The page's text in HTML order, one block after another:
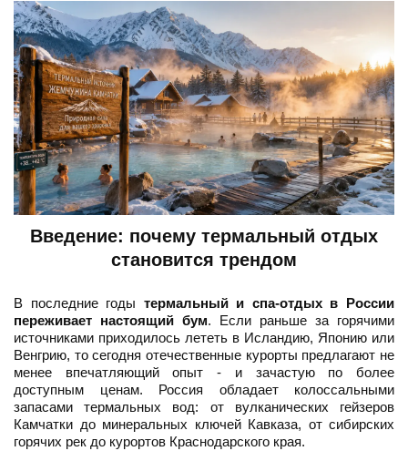
Введение: почему термальный отдых
становится трендом
В последние годы термальный и спа-отдых в России
переживает настоящий бум. Если раньше за горячими
источниками приходилось лететь в Исландию, Японию или
Венгрию, то сегодня отечественные курорты предлагают не
менее впечатляющий опыт - и зачастую по более
доступным ценам. Россия обладает колоссальными
запасами термальных вод: от вулканических гейзеров
Камчатки до минеральных ключей Кавказа, от сибирских
горячих рек до курортов Краснодарского края.